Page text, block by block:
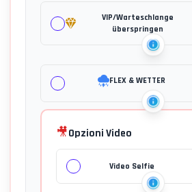
VIP/Warteschlange
überspringen
FLEX & WETTER
🎥Opzioni Video
Video Selfie